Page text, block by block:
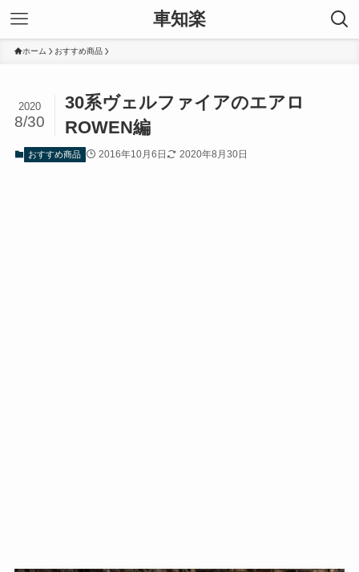
車知楽
ホーム おすすめ商品
30系ヴェルファイアのエアロ
ROWEN編
2020
8/30
おすすめ商品 2016年10月6日 2020年8月30日